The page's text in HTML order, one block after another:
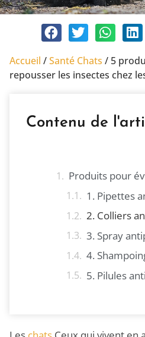
Accueil /Santé Chats / 5
repousser les insectes chez
Contenu de
1. Pipettes
2. Colliers
3. Spray
4.
5. Pilules